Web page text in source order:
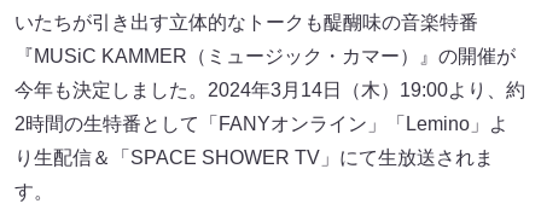
いたちが引き出す⽴体的なトークも醍醐味の音楽特番
『MUSiC KAMMER（ミュージック・カマー）』の開催が
今年も決定しました。2024年3月14日（木）19:00より、約
2時間の生特番として「FANYオンライン」「Lemino」よ
り生配信＆「SPACE SHOWER TV」にて生放送されま
す。